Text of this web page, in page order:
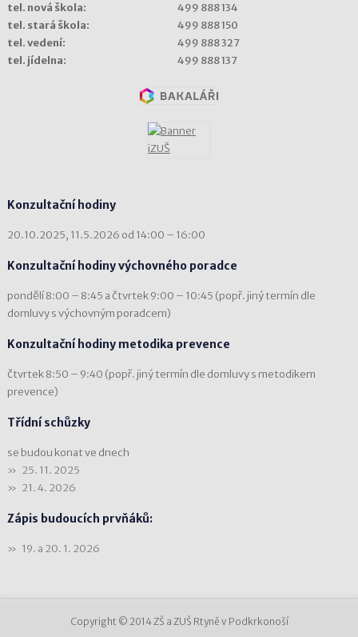
tel. nová škola:
499 888 134
tel. stará škola:
499 888 150
tel. vedení:
499 888 327
tel. jídelna:
499 888 137
Konzultační hodiny
20.10.2025, 11.5.2026 od 14:00 – 16:00
Konzultační hodiny výchovného poradce
pondělí 8:00 – 8:45 a čtvrtek 9:00 – 10:45 (popř. jiný termín dle
domluvy s výchovným poradcem)
Konzultační hodiny metodika prevence
čtvrtek 8:50 – 9:40 (popř. jiný termín dle domluvy s metodikem
prevence)
Třídní schůzky
se budou konat ve dnech
25. 11. 2025
21. 4. 2026
Zápis budoucích prvňáků:
19. a 20. 1. 2026
Copyright © 2014 ZŠ a ZUŠ Rtyně v Podkrkonoší